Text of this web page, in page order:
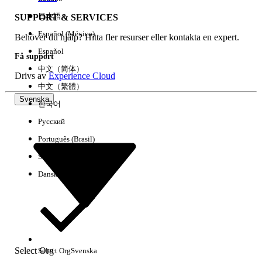
Rensa alla Klart
Här är några söktips
Kontrollera stavningen av dina nyckelord.
SUPPORT & SERVICES
Behöver du hjälp? Hitta fler resurser eller kontakta en expert.
Få support
Drivs avExperience Cloud
Svenska
Select Org
日本語
Español (México)
Español
中文（简体）
中文（繁體）
한국어
Русский
Português (Brasil)
Suomi
Dansk
Select OrgSvenska